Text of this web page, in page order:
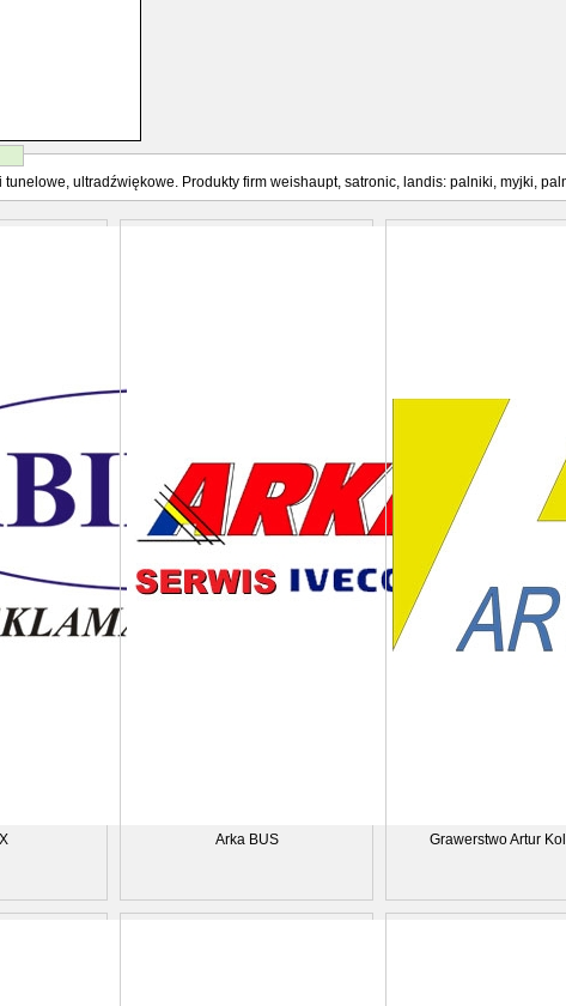
ultradźwiękowe. Produkty firm weishaupt, satronic, landis: palniki, myjki,
Arka BUS Grawerstwo Artur